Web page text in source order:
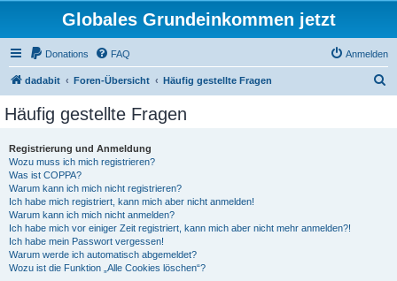
Globales Grundeinkommen jetzt
Donations FAQ Anmelden
dadabit Foren-Übersicht Häufig gestellte Fragen
Häufig gestellte Fragen
Registrierung und Anmeldung
Wozu muss ich mich registrieren?
Was ist COPPA?
Warum kann ich mich nicht registrieren?
Ich habe mich registriert, kann mich aber nicht anmelden!
Warum kann ich mich nicht anmelden?
Ich habe mich vor einiger Zeit registriert, kann mich aber nicht mehr anmelden?!
Ich habe mein Passwort vergessen!
Warum werde ich automatisch abgemeldet?
Wozu ist die Funktion „Alle Cookies löschen“?